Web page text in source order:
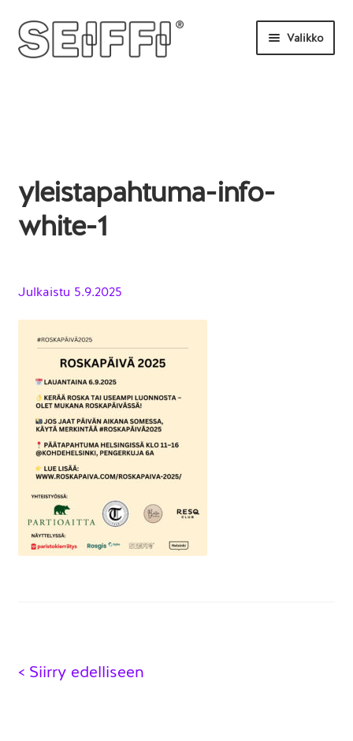
Siirry
navigointiin
Siirry
sisältöön
Valikko
Etusivu
yleistapahtuma-info-
white-1
Julkaistu 5.9.2025
Artikkelien
< Siirry edelliseen